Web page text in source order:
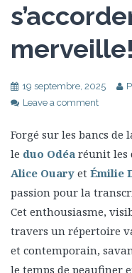
19 septembre, 2025
Leave a comment
Forgé sur les bancs de
le duo Odéa réunit les
Alice Ouary et Émilie
passion pour la
Cet enthousiasme,
travers un répertoire
et contemporain,
le temps de peaufiner